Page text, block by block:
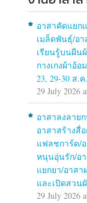
อาสาคัดแยก
เมล็ดพันธุ์/อ
เรียนรู้บนผืน
กางเกงผ้าอ้
23, 29-30 ส.ค
29 July 2026
อาสาลงลาย
อาสาสร้างสื่
แฟลชการ์ด/
หนุนอุ่นรัก/อา
แยกยา/อาสา
และเปิดสวน
29 July 2026